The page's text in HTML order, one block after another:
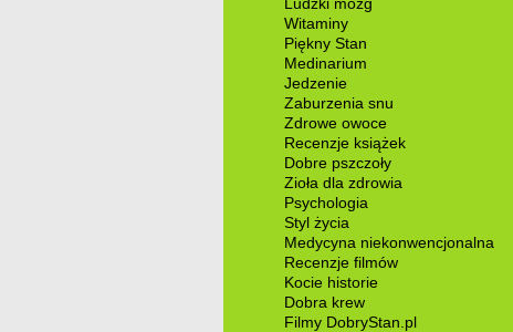
Witaminy
Piękny Stan
Medinarium
Jedzenie
Zaburzenia snu
Zdrowe owoce
Recenzje książek
Dobre pszczoły
Zioła dla zdrowia
Psychologia
Styl życia
Medycyna niekonwencjonalna
Recenzje filmów
Kocie historie
Dobra krew
Filmy DobryStan.pl